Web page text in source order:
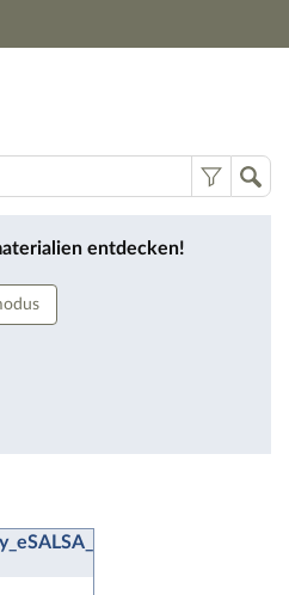
entdecken!